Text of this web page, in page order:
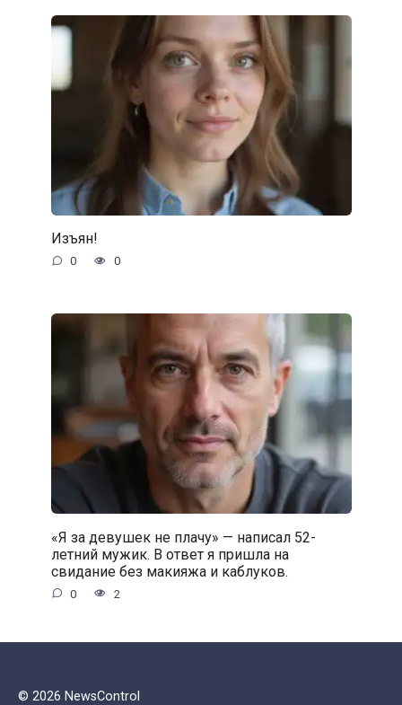
Изъян!
0 0
«Я за девушек не плачу» — написал 52-
летний мужик. В ответ я пришла на
свидание без макияжа и каблуков.
0 2
© 2026 NewsControl